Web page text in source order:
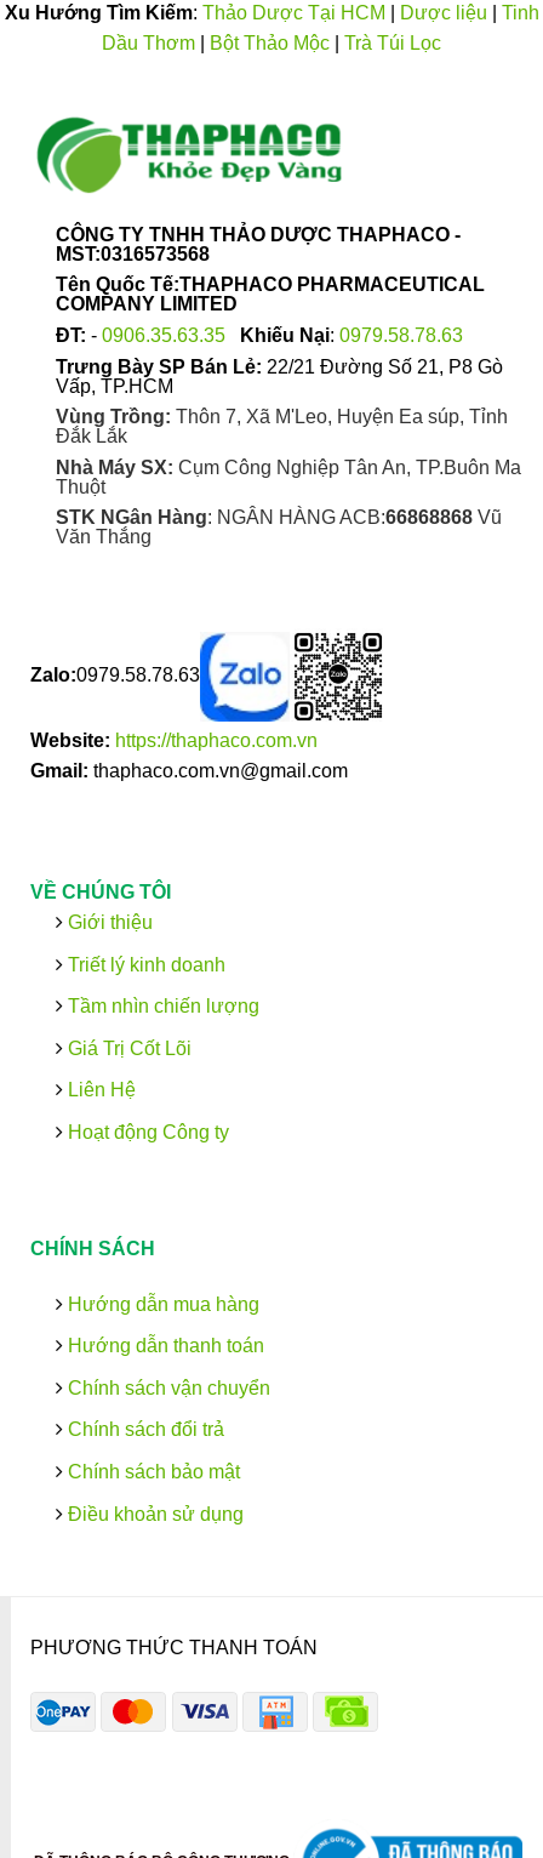
nhiều
biến
tùy
chọn
có
được
chọn
trên
trang
sản
Xu Hướng Tìm Kiếm: Thảo Dược Tại HCM Dược liệu
Tinh
Dầu Thơm
Bột Thảo Mộc Trà Túi Lọc
CÔNG TY TNHH THẢO DƯỢC THAPHACO -
MST:0316573568
Tên Quốc Tế:THAPHACO PHARMACEUTICAL
COMPANY LIMITED
ĐT: - 0906.35.63.35 Khiếu Nại: 0979.58.78.63
Trưng Bày SP Bán Lẻ: 22/21 Đường Số 21, P8 Gò
Vấp, TP.HCM
Vùng Trồng: Thôn 7, Xã M'Leo, Huyện Ea súp, Tỉnh
Đắk Lắk
Nhà Máy SX: Cụm Công Nghiệp Tân An, TP.Buôn Ma
Thuột
STK NGân Hàng: NGÂN HÀNG ACB:66868868Vũ
Văn Thắng
Zalo:0979.58.78.63
Website: https://thaphaco.com.vn
Gmail: thaphaco.com.vn@gmail.com
VỀ CHÚNG TÔI
Giới thiệu
Triết lý kinh doanh
Tầm nhìn chiến lượng
Giá Trị Cốt Lõi
Liên Hệ
Hoạt động Công ty
CHÍNH SÁCH
Hướng dẫn mua hàng
Hướng dẫn thanh toán
Chính sách vận chuyển
Chính sách đổi trả
Chính sách bảo mật
Điều khoản sử dụng
PHƯƠNG THỨC THANH TOÁN